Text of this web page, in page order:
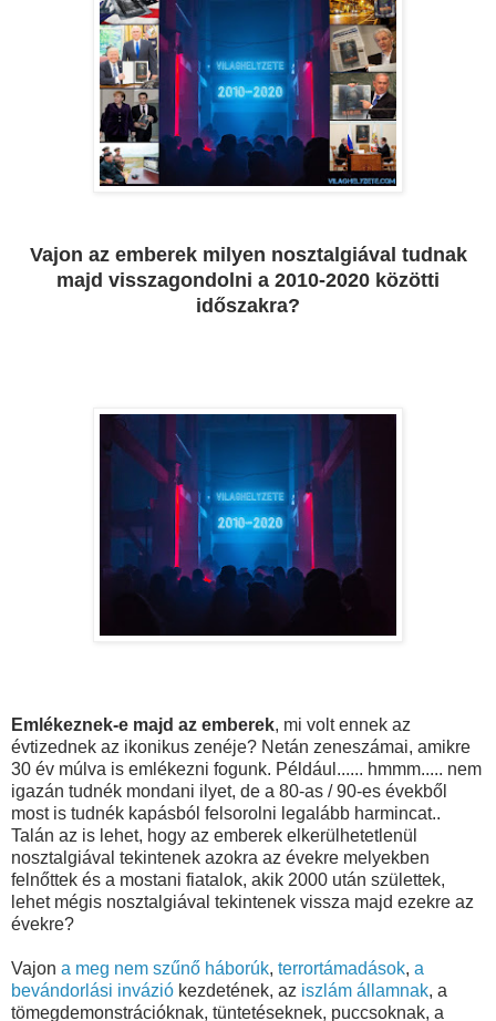
Vajon az emberek milyen nosztalgiával tudnak
majd visszagondolni a 2010-2020 közötti
időszakra?
Emlékeznek-e majd az emberek, mi volt ennek az
évtizednek az ikonikus zenéje? Netán zeneszámai, amikre
30 év múlva is emlékezni fogunk. Például...... hmmm..... nem
igazán tudnék mondani ilyet, de a 80-as / 90-es évekből
most is tudnék kapásból felsorolni legalább harmincat..
Talán az is lehet, hogy az emberek elkerülhetetlenül
nosztalgiával tekintenek azokra az évekre melyekben
felnőttek és a mostani fiatalok, akik 2000 után születtek,
lehet mégis nosztalgiával tekintenek vissza majd ezekre az
évekre?
Vajon a meg nem szűnő háborúk, terrortámadások, a
bevándorlási invázió kezdetének, az iszlám államnak, a
tömegdemonstrációknak, tüntetéseknek, puccsoknak, a